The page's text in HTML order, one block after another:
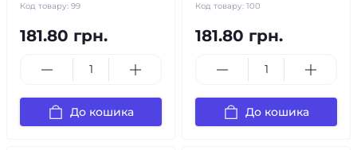
Код товару: 99
181.80 грн.
До кошика
Код товару: 100
181.80 грн.
До кошика